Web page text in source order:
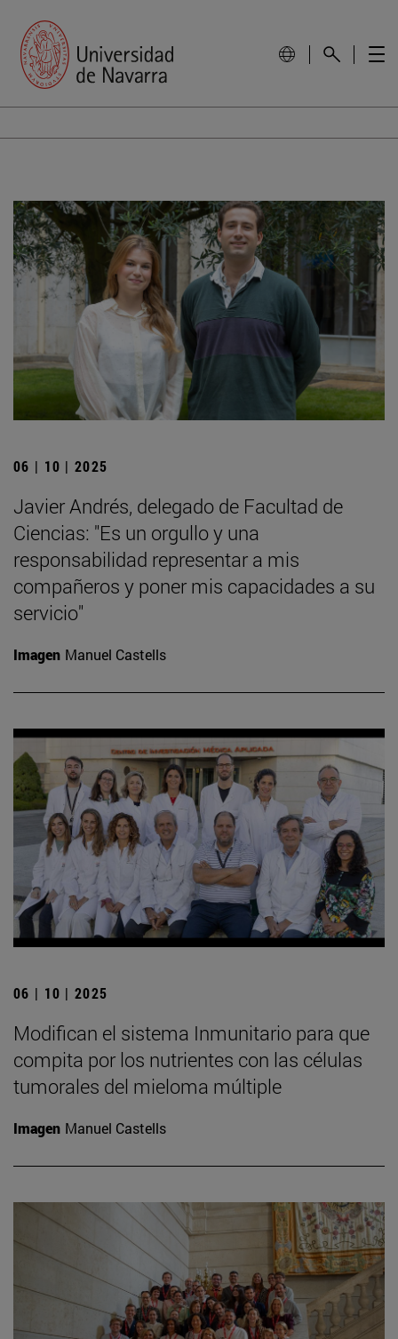
06 | 10 | 2025
Javier Andrés, delegado de Facultad de
Ciencias: "Es un orgullo y una
responsabilidad representar a mis
compañeros y poner mis capacidades a su
servicio"
Imagen Manuel Castells
06 | 10 | 2025
Modifican el sistema Inmunitario para que
compita por los nutrientes con las células
tumorales del mieloma múltiple
Imagen Manuel Castells